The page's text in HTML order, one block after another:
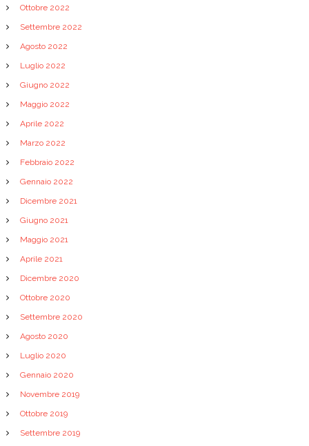
Ottobre 2022
Settembre 2022
Agosto 2022
Luglio 2022
Giugno 2022
Maggio 2022
Aprile 2022
Marzo 2022
Febbraio 2022
Gennaio 2022
Dicembre 2021
Giugno 2021
Maggio 2021
Aprile 2021
Dicembre 2020
Ottobre 2020
Settembre 2020
Agosto 2020
Luglio 2020
Gennaio 2020
Novembre 2019
Ottobre 2019
Settembre 2019